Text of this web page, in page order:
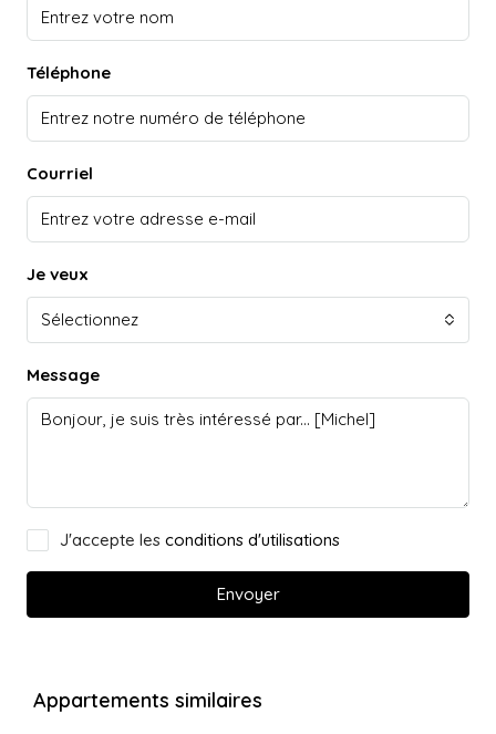
Téléphone
Courriel
Je veux
Sélectionnez
Message
J'accepte les conditions d'utilisations
Envoyer
Appartements similaires